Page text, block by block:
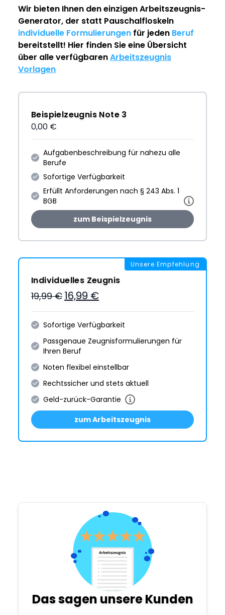
Wir bieten Ihnen den einzigenArbeitszeugnis-
Generator, der statt Pauschalfloskeln
individuelle Formulierungen für jeden Beruf
bereitstellt! Hier finden Sie eine Übersicht
über alle verfügbarenArbeitszeugnis
Vorlagen
Beispielzeugnis Note 3
0,00 €
Aufgabenbeschreibung für nahezu alle
Berufe
Sofortige Verfügbarkeit
Erfüllt Anforderungen nach § 243 Abs. 1
BGB
zum Beispielzeugnis
Unsere Empfehlung
Individuelles Zeugnis
19,99 € 16,99 €
Sofortige Verfügbarkeit
Passgenaue Zeugnis­formulie­rungen für
Ihren Beruf
Noten flexibel einstellbar
Rechtssicher und stets aktuell
Geld-zurück-Garantie
zum Arbeitszeugnis
Das sagen unsere Kunden